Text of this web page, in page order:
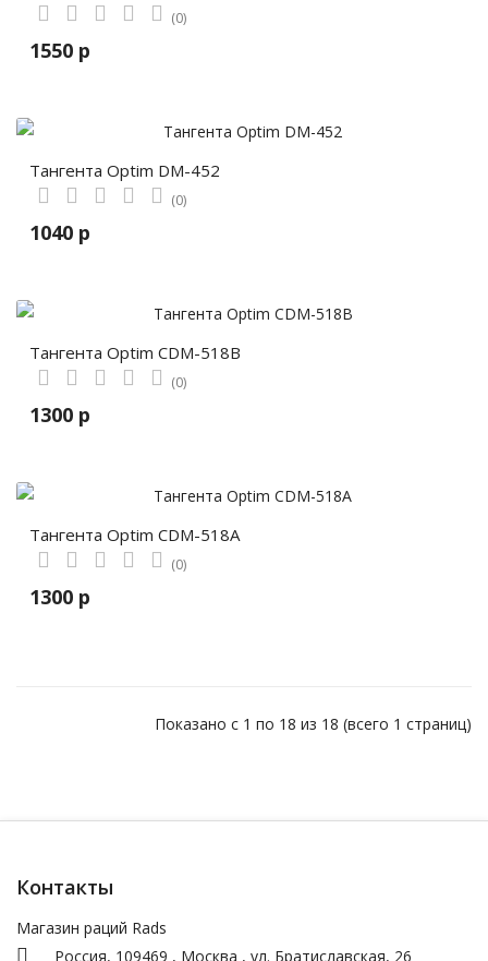
(0)
1550 р
Тангента Optim DM-452
(0)
1040 р
Тангента Optim CDM-518В
(0)
1300 р
Тангента Optim CDM-518А
(0)
1300 р
Показано с 1 по 18 из 18 (всего 1 страниц)
Контакты
Магазин раций Rads
Россия, 109469 , Москва , ул. Братиславская, 26